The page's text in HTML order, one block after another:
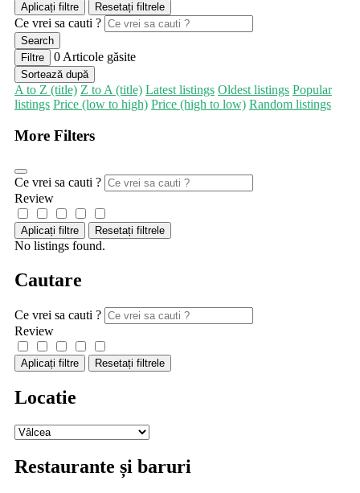
Aplicați filtre Resetați filtrele
Ce vrei sa cauti ?
Search
Filtre
0 Articole găsite
Sortează după
A to Z (title) Z to A (title) Latest listings Oldest listings Popular
listings Price (low to high) Price (high to low) Random listings
More Filters
Ce vrei sa cauti ?
Review
Aplicați filtre Resetați filtrele
No listings found.
Cautare
Ce vrei sa cauti ?
Review
Aplicați filtre Resetați filtrele
Locatie
Restaurante și baruri